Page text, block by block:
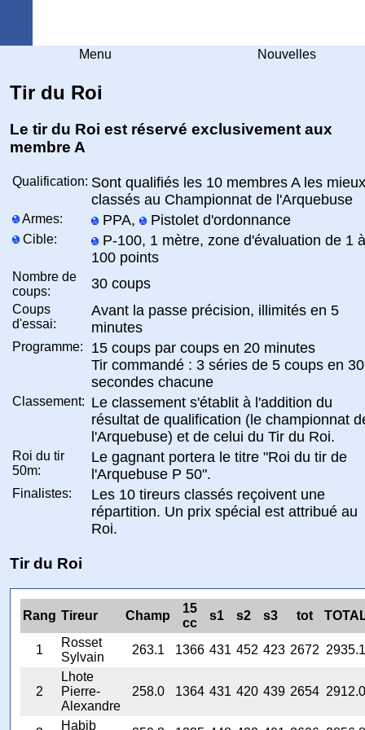
Menu Nouvelles
Tir du Roi
Le tir du Roi est réservé exclusivement aux
membre A
Qualification: Sont qualifiés les 10 membres A les mieux
classés au Championnat de l'Arquebuse
Armes: PPA, Pistolet d'ordonnance
Cible:
P-100, 1 mètre, zone d'évaluation de 1 à
100 points
Nombre de
coups:
30 coups
Coups
d'essai:
Avant la passe précision, illimités en 5
minutes
Programme:
15 coups par coups en 20 minutes
Tir commandé : 3 séries de 5 coups en 30
secondes chacune
Classement: Le classement s'établit à l'addition du
résultat de qualification (le championnat
l'Arquebuse) et de celui du Tir du Roi.
Roi du tir
50m:
Le gagnant portera le titre "Roi du tir de
l'Arquebuse P 50".
Finalistes:
Les 10 tireurs classés reçoivent une
répartition. Un prix spécial est attribué au
Roi.
Tir du Roi
Rang Tireur Champ
15
cc
s1 s2 s3 tot
1
Rosset
Sylvain
263.1 1366 431 452 423 2672 2935.1
2
Lhote
Pierre-
Alexandre
258.0 1364 431 420 439 2654 2912.0
Habib